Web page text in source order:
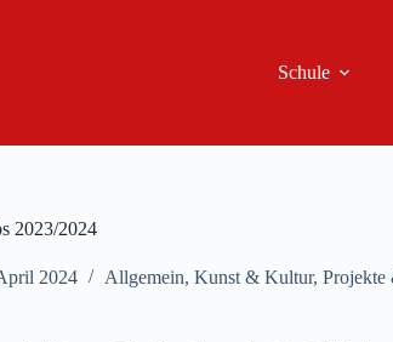
Schule
2023/2024
2024 Allgemein, Kunst & Kultur, Projekte